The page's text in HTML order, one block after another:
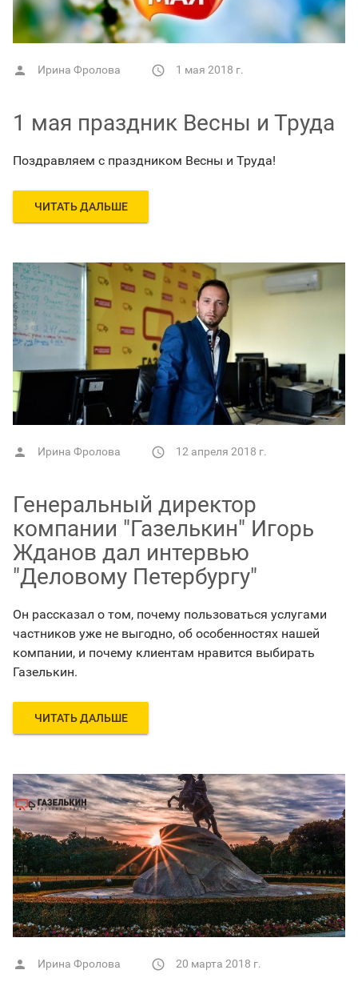
 Ирина Фролова  1 мая 2018 г.
1 мая праздник Весны и Труда
Поздравляем с праздником Весны и Труда!
ЧИТАТЬ ДАЛЬШЕ
 Ирина Фролова  12 апреля 2018 г.
Генеральный директор
компании "Газелькин" Игорь
Жданов дал интервью
"Деловому Петербургу"
Он рассказал о том, почему пользоваться услугами
частников уже не выгодно, об особенностях нашей
компании, и почему клиентам нравится выбирать
Газелькин.
ЧИТАТЬ ДАЛЬШЕ
 Ирина Фролова  20 марта 2018 г.